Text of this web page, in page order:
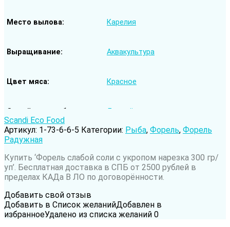
Место вылова Карелия
Выращивание Аквакультура
Цвет мяса Красное
Семейство рыбы Лососёвые
Род рыбы
Вода обитания Пресноводная рыба
Scandi Eco Food
Артикул: 1-73-6-6-5 Категории: Рыба, Форель, Форель
Радужная
Купить ‘Форель слабой соли с укропом нарезка 300 гр/
уп’. Бесплатная доставка в СПБ от 2500 рублей в
пределах КАДа В ЛО по договорённости.
Добавить свой отзыв
Добавить в Список желанийДобавлен в
избранноеУдалено из списка желаний 0